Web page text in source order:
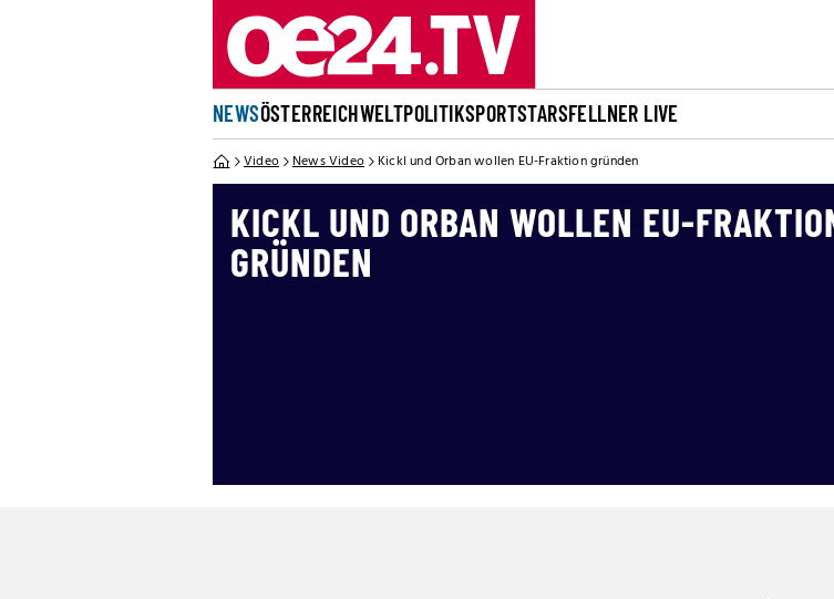
NEWSÖSTERREICHWELTPOLITIKSPORTSTARSFELLNER LIVE
Video News Video Kickl und Orban wollen EU-Fraktion gründen
KICKL UND ORBAN WOLLEN EU-
GRÜNDEN